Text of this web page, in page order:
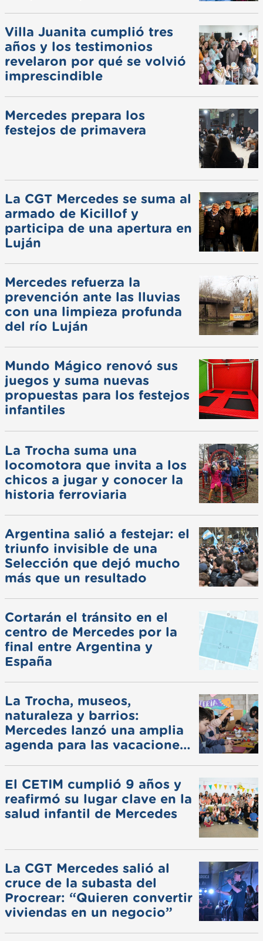
Villa Juanita cumplió tres
años y los testimonios
revelaron por qué se volvió
imprescindible
Mercedes prepara los
festejos de primavera
La CGT Mercedes se suma al
armado de Kicillof y
participa de una apertura en
Luján
Mercedes refuerza la
prevención ante las lluvias
con una limpieza profunda
del río Luján
Mundo Mágico renovó sus
juegos y suma nuevas
propuestas para los festejos
infantiles
La Trocha suma una
locomotora que invita a los
chicos a jugar y conocer la
historia ferroviaria
Argentina salió a festejar: el
triunfo invisible de una
Selección que dejó mucho
más que un resultado
Cortarán el tránsito en el
centro de Mercedes por la
final entre Argentina y
España
La Trocha, museos,
naturaleza y barrios:
Mercedes lanzó una amplia
agenda para las vacaciones
El CETIM cumplió 9 años y
reafirmó su lugar clave en la
salud infantil de Mercedes
La CGT Mercedes salió al
cruce de la subasta del
Procrear: “Quieren convertir
viviendas en un negocio”